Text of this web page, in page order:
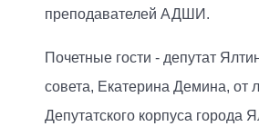
преподавателей АДШИ.
Почетные гости - депутат
совета, Екатерина Демина, от
Депутатского корпуса города